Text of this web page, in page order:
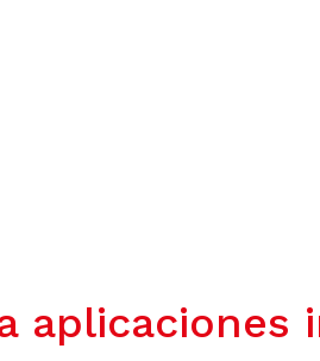
aplicaciones